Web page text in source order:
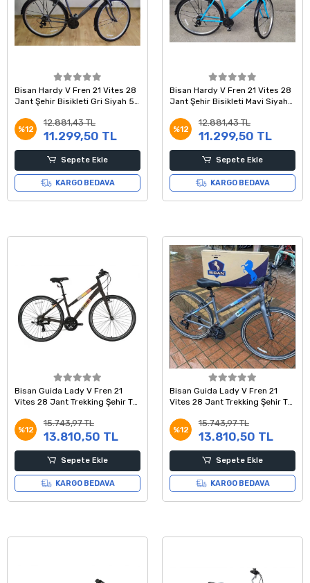
Bisan Hardy V Fren 21 Vites 28
Jant Şehir Bisikleti Gri Siyah 56
%12
12.881,43 TL
11.299,50 TL
Sepete Ekle
KARGO BEDAVA
Bisan Hardy V Fren 21 Vites 28
Jant Şehir Bisikleti Mavi Siyah
%12
12.881,43 TL
11.299,50 TL
Sepete Ekle
KARGO BEDAVA
Bisan Guida Lady V Fren 21
Vites 28 Jant Trekking Şehir Tur
Kadro
%12
15.743,97 TL
13.810,50 TL
Sepete Ekle
KARGO BEDAVA
Bisan Guida Lady V Fren 21
Vites 28 Jant Trekking Şehir Tur
Kadro
%12
15.743,97 TL
13.810,50 TL
Sepete Ekle
KARGO BEDAVA